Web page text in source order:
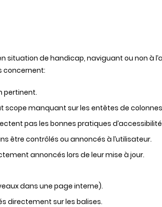
situation de handicap, naviguant ou non à
concernent:
pertinent.
manquant sur les entêtes de
pas les bonnes pratiques
être contrôlés ou annoncés à l’utilisateur.
annoncés lors de leur mise à jour.
dans une page interne).
directement sur les balises.